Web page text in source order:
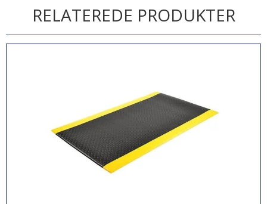
RELATEREDE PRODUKTER